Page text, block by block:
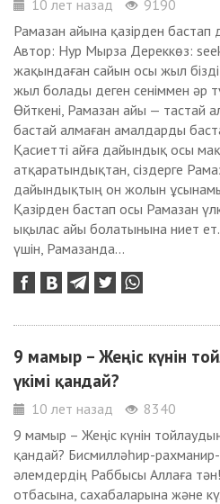
10 лет назад
9190
Рамазан айына қазірден
Автор: Нур Мырза Дереккөз:
жақындаған сайын осы жыл
жыл болады деген сеніммен әр
Өйткені, Рамазан айы — тастай
бастай алмаған амалдарды
Қасиетті айға дайындық осы
атқаратындықтан, сіздерге
дайындықтың он жолын
Қазірден бастап осы Рамазан
ықылас айы болатынына ниет
үшін, Рамазанда...
9 мамыр – Жеңіс күнін
үкімі қандай?
10 лет назад
8340
9 мамыр – Жеңіс күнін
қандай? Бисмилләһир-
әлемдердің Раббысы Аллаға
отбасына, саxабаларына және